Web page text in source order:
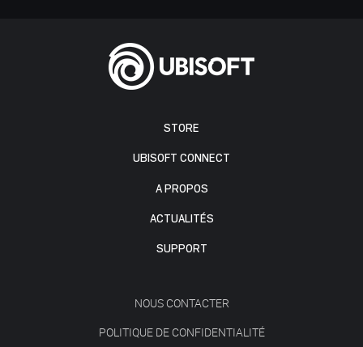
STORE
UBISOFT CONNECT
A PROPOS
ACTUALITÉS
SUPPORT
NOUS CONTACTER
POLITIQUE DE CONFIDENTIALITÉ